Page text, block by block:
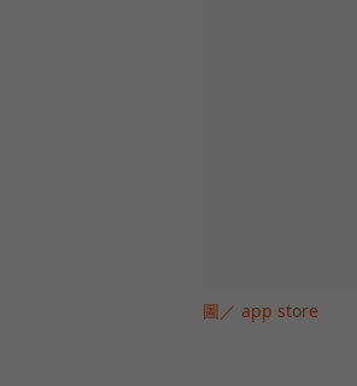
圖／ app store